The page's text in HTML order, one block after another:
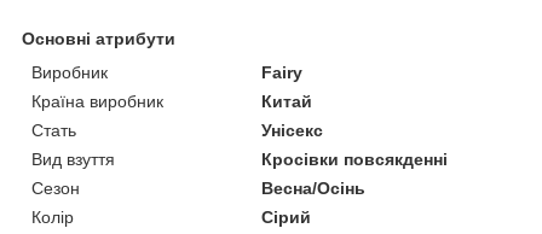
Основні атрибути
Виробник
Fairy
Країна виробник
Китай
Стать
Унісекс
Вид взуття
Кросівки повсякденні
Сезон
Весна/Осінь
Колір
Сірий